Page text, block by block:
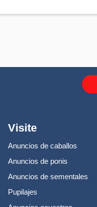
Visite
Anuncios de caballos
Anuncios de ponis
Anuncios de sementales
Pupilajes